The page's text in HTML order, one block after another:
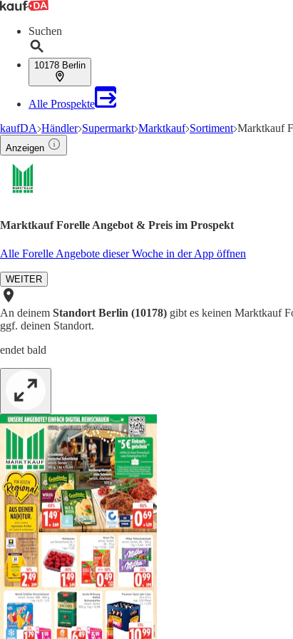
Suchen
10178 Berlin
Alle Prospekte
kaufDA Händler Supermarkt Marktkauf Sortiment Marktkauf
Anzeigen
Marktkauf Forelle Angebot & Preis im Prospekt
Alle Forelle Angebote dieser Woche in der App öffnen
WEITER
An deinem Standort Berlin (10178) gibt es keinen Marktkauf
ggf. deinen Standort.
endet bald